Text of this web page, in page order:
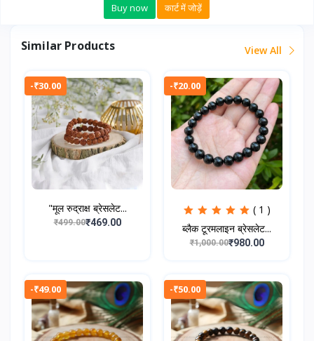
Buy now कार्ट में जोड़ें
Similar Products View All
-₹30.00
"मूल रुद्राक्ष ब्रेसलेट...
₹499.00₹469.00
-₹20.00
( 1 )
ब्लैक टूरमलाइन ब्रेसलेट...
₹1,000.00₹980.00
-₹49.00 -₹50.00